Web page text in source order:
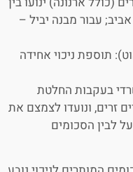
₪ בתל אביב; עבור מבנה יביל –
תוספת ניכוי אחידה
בעקבות החלטת
זרים, ונועדו לצמצם את
לבין הסכומים